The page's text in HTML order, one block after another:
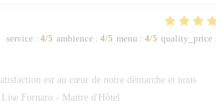
service : 4/5 ambience : 4/5 menu : 4/5 quality_price :
est au cœur de notre démarche et nous
Fornaro - Maitre d'Hôtel